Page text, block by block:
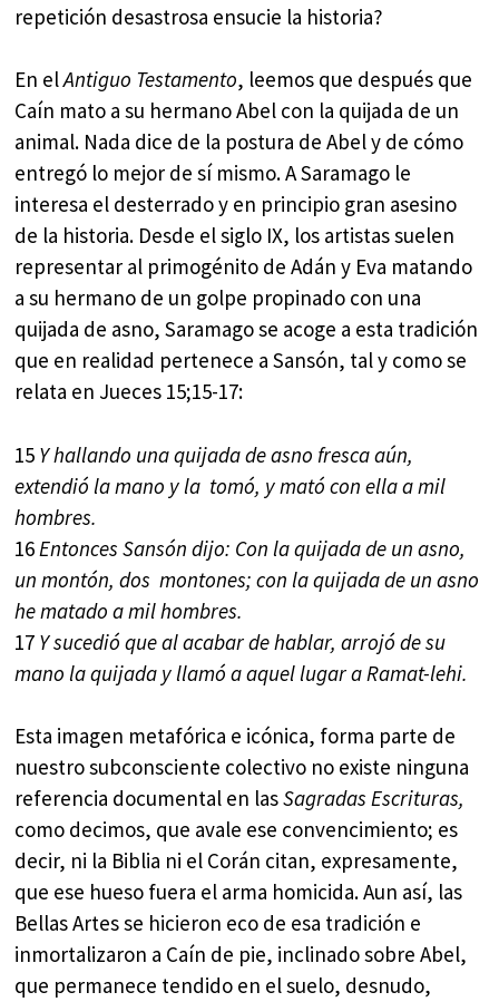
repetición desastrosa ensucie la historia?
En elAntiguo Testamento, leemos que después que
Caín mato a su hermano Abel con la quijada de un
animal. Nada dice de la postura de Abel y de cómo
entregó lo mejor de sí mismo. A Saramago le
interesa el desterrado y en principio gran asesino
de la historia. Desde el siglo IX, los artistas suelen
representar al primogénito de Adán y Eva matando
a su hermano de un golpe propinado con una
quijada de asno, Saramago se acoge a esta tradición
que en realidad pertenece a Sansón, tal y como se
relata en Jueces 15;15-17:
15 Y hallando una quijada de asno fresca aún,
extendió la mano y la tomó, y mató con ella a mil
hombres.
16Entonces Sansón dijo: Con la quijada de un asno,
un montón, dos montones; con la quijada de un asno
he matado a mil hombres.
17 Y sucedió que al acabar de hablar, arrojó de su
mano la quijada y llamó a aquel lugar a Ramat-lehi.
Esta imagen metafórica e icónica, forma parte de
nuestro subconsciente colectivo no existe ninguna
referencia documental en lasSagradas Escrituras,
como decimos, que avale ese convencimiento; es
decir, ni la Biblia ni el Corán citan, expresamente,
que ese hueso fuera el arma homicida. Aun así, las
Bellas Artes se hicieron eco de esa tradición e
inmortalizaron a Caín de pie, inclinado sobre Abel,
que permanece tendido en el suelo, desnudo,